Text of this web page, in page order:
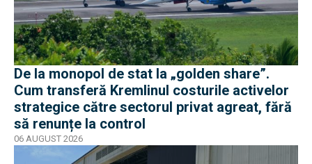
De la monopol de stat la „golden share”.
Cum transferă Kremlinul costurile activelor
strategice către sectorul privat agreat, fără
să renunțe la control
06 AUGUST 2026